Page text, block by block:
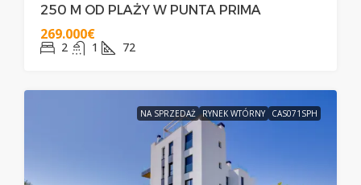
250 M OD PLAŻY W PUNTA PRIMA
269.000€
2 1 72
NA SPRZEDAŻ RYNEK WTÓRNY CAS071SPH